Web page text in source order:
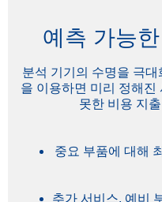
예측 가능
분석 기기의 수명을 극
을 이용하면 미리 정해진
못한 비용 지
중요 부품에 대해
추가 서비스, 예비